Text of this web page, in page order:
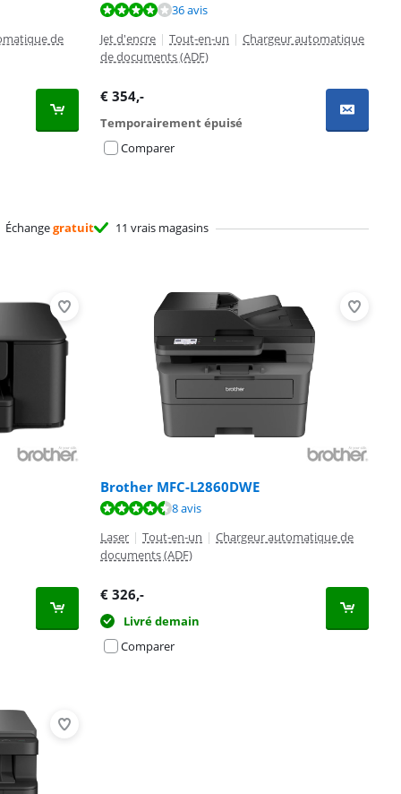
de
36 avis
Jet d'encre | Tout-en-un | Chargeur automatique
de documents (ADF)
€ 354,-
Temporairement épuisé
Comparer
Échangegratuit 11 vrais magasins
Brother MFC-L2860DWE
8 avis
Laser | Tout-en-un | Chargeur automatique de
documents (ADF)
€ 326,-
Livré demain
Comparer